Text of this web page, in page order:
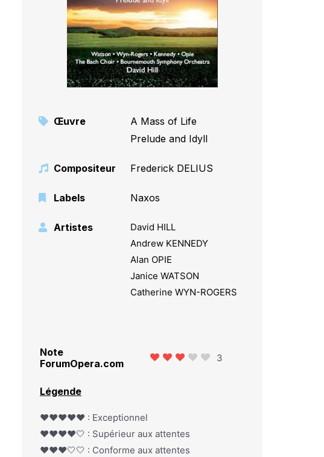
Œuvre A Mass of Life
Prelude and Idyll
Compositeur Frederick DELIUS
Labels Naxos
Artistes
David HILL
Andrew KENNEDY
Alan OPIE
Janice WATSON
Catherine WYN-ROGERS
Note
ForumOpera.com
3
Légende
❤️❤️❤️❤️❤️ : Exceptionnel
❤️❤️❤️❤️🤍 : Supérieur aux attentes
❤️❤️❤️🤍🤍 : Conforme aux attentes